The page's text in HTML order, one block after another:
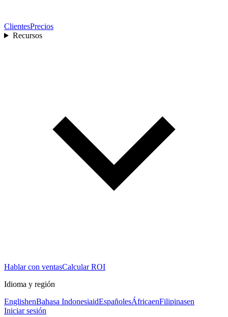
ClientesPrecios
Recursos
Hablar con ventasCalcular ROI
Idioma y región
EnglishenBahasa IndonesiaidEspañolesÁfricaenFilipinasen
Iniciar sesión